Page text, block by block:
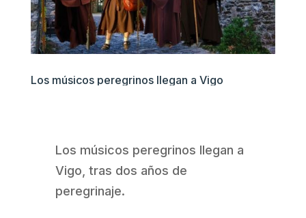
Los músicos peregrinos llegan a Vigo
Los músicos peregrinos llegan a
Vigo, tras dos años de
peregrinaje.